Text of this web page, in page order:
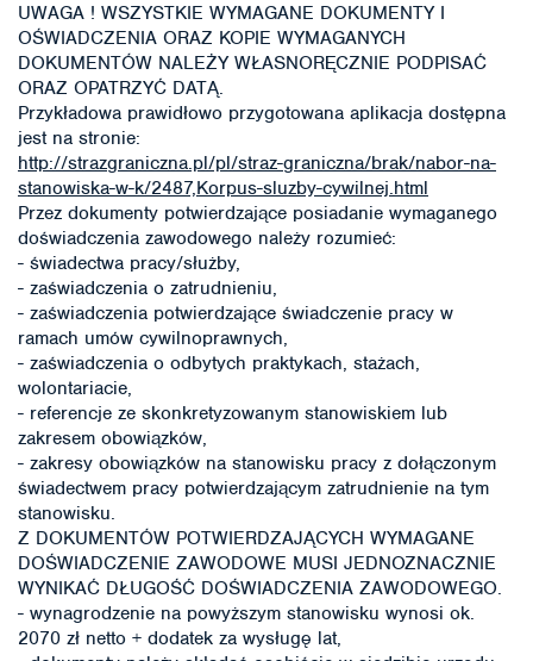
UWAGA ! WSZYSTKIE WYMAGANE DOKUMENTY I
OŚWIADCZENIA ORAZ KOPIE WYMAGANYCH
DOKUMENTÓW NALEŻY WŁASNORĘCZNIE PODPISAĆ
ORAZ OPATRZYĆ DATĄ.
Przykładowa prawidłowo przygotowana aplikacja dostępna
jest na stronie:
http://strazgraniczna.pl/pl/straz-graniczna/brak/nabor-na-
stanowiska-w-k/2487,Korpus-sluzby-cywilnej.html
Przez dokumenty potwierdzające posiadanie wymaganego
doświadczenia zawodowego należy rozumieć:
- świadectwa pracy/służby,
- zaświadczenia o zatrudnieniu,
- zaświadczenia potwierdzające świadczenie pracy w
ramach umów cywilnoprawnych,
- zaświadczenia o odbytych praktykach, stażach,
wolontariacie,
- referencje ze skonkretyzowanym stanowiskiem lub
zakresem obowiązków,
- zakresy obowiązków na stanowisku pracy z dołączonym
świadectwem pracy potwierdzającym zatrudnienie na tym
stanowisku.
Z DOKUMENTÓW POTWIERDZAJĄCYCH WYMAGANE
DOŚWIADCZENIE ZAWODOWE MUSI JEDNOZNACZNIE
WYNIKAĆ DŁUGOŚĆ DOŚWIADCZENIA ZAWODOWEGO.
- wynagrodzenie na powyższym stanowisku wynosi ok.
2070 zł netto + dodatek za wysługę lat,